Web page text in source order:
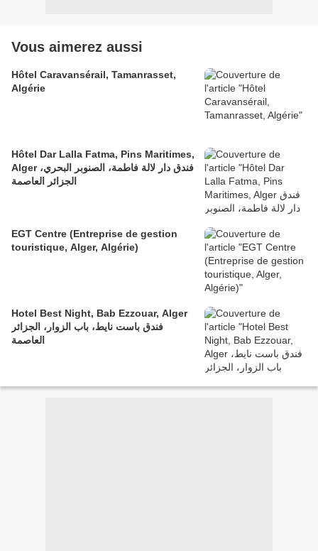
Vous aimerez aussi
Hôtel Caravansérail, Tamanrasset,
Algérie
Hôtel Dar Lalla Fatma, Pins Maritimes,
Alger فندق دار لالة فاطمة، الصنوبر البحري،
الجزائر العاصمة
EGT Centre (Entreprise de gestion
touristique, Alger, Algérie)
Hotel Best Night, Bab Ezzouar, Alger
فندق باست نايط، باب الزوار، الجزائر
العاصمة